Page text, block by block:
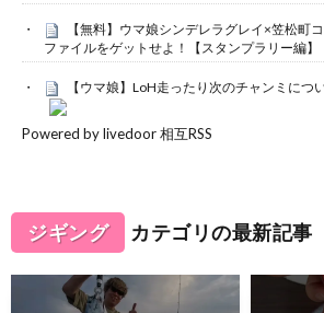
【無料】ウマ娘シンデレラグレイ×笠松町
ファイルをゲットせよ！【スタンプラリー編】
【ウマ娘】LoH走ったり次のチャンミにつ
Powered by livedoor 相互RSS
ジギング カテゴリの最新記事